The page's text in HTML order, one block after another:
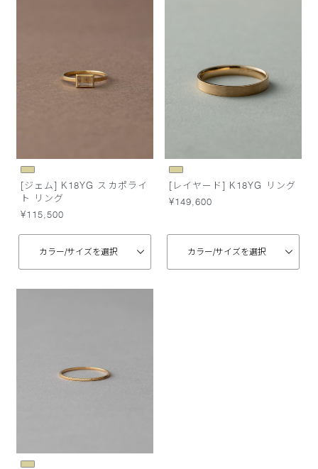
[ジェム] K18YG スカポライ
ト リング
¥115,500
カラー/サイズを選択
[レイヤード] K18YG リング
¥149,600
カラー/サイズを選択